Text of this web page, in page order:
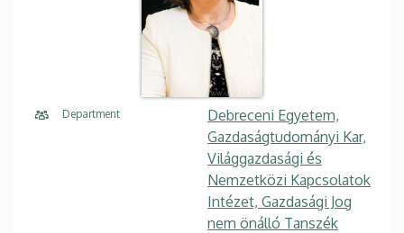
Department
Debreceni Egyetem,
Gazdaságtudományi Kar,
Világgazdasági és
Nemzetközi Kapcsolatok
Intézet, Gazdasági Jog
nem önálló Tanszék